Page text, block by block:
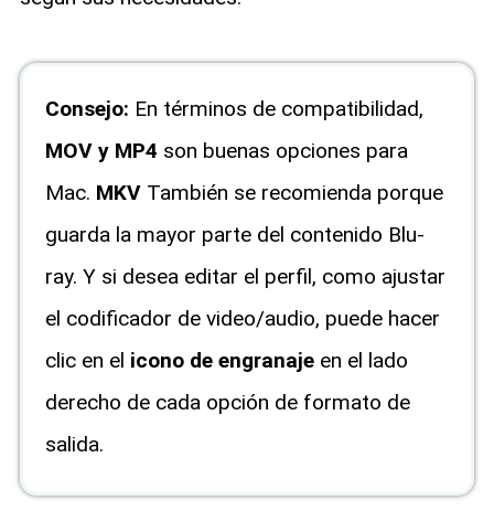
Consejo: En términos de compatibilidad,
MOV y MP4 son buenas opciones para
Mac. MKVTambién se recomienda porque
guarda la mayor parte del contenido Blu-
ray. Y si desea editar el perfil, como ajustar
el codificador de video/audio, puede hacer
clic en el icono de engranajeen el lado
derecho de cada opción de formato de
salida.